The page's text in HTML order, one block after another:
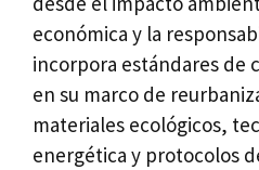
económica y la
incorpora estándares de
en su marco de
materiales ecológicos,
energética y protocolos